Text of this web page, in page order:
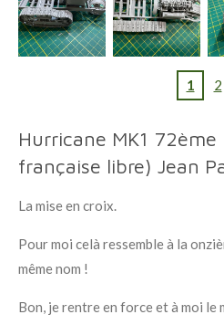
1 2
Hurricane MK1 72ème
française libre) Jean
La mise en croix.
Pour moi celà ressemble à la
même nom !
Bon, je rentre en force et à moi le